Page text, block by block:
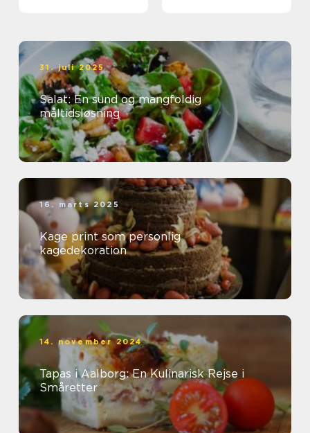
31. juli 2025
Salat: En sund og mangfoldig
måltidsløsning
16. marts 2025
Kage print som personlig
kagedekoration
14. november 2024
Tapas i Aalborg: En Kulinarisk Rejse i
Småretter